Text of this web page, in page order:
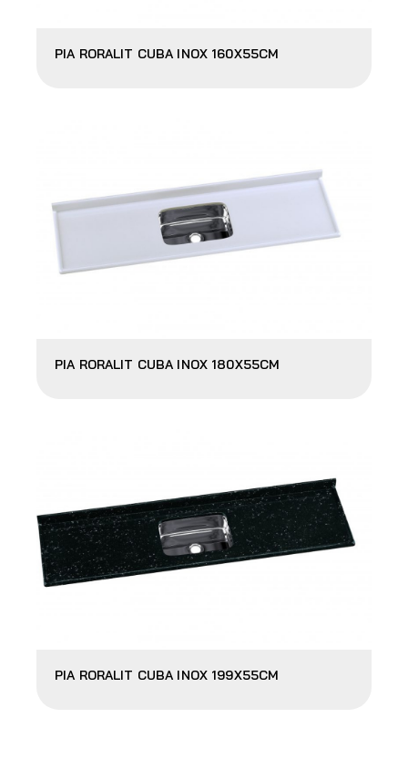
PIA RORALIT CUBA INOX 160X55CM
PIA RORALIT CUBA INOX 180X55CM
PIA RORALIT CUBA INOX 199X55CM